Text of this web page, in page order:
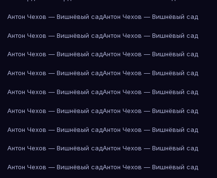
Антон Чехов — Вишнёвый садАнтон Чехов — Вишнёвый сад
Антон Чехов — Вишнёвый садАнтон Чехов — Вишнёвый сад
Антон Чехов — Вишнёвый садАнтон Чехов — Вишнёвый сад
Антон Чехов — Вишнёвый садАнтон Чехов — Вишнёвый сад
Антон Чехов — Вишнёвый садАнтон Чехов — Вишнёвый сад
Антон Чехов — Вишнёвый садАнтон Чехов — Вишнёвый сад
Антон Чехов — Вишнёвый садАнтон Чехов — Вишнёвый сад
Антон Чехов — Вишнёвый садАнтон Чехов — Вишнёвый сад
Антон Чехов — Вишнёвый садАнтон Чехов — Вишнёвый сад